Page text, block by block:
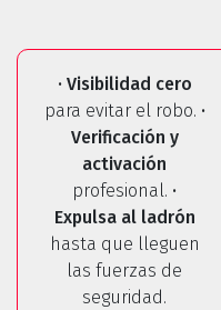
· Visibilidad cero
para evitar el robo. ·
Verificación y
activación
profesional. ·
Expulsa al ladrón
hasta que lleguen
las fuerzas de
seguridad.